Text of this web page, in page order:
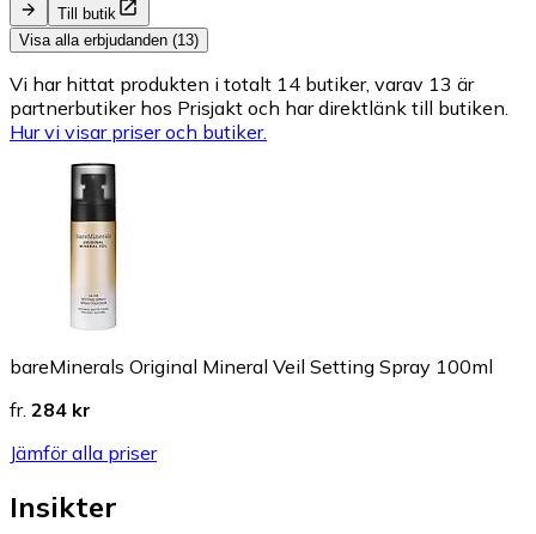
Till butik
Visa alla erbjudanden (13)
Vi har hittat produkten i totalt 14 butiker, varav 13 är
partnerbutiker hos Prisjakt och har direktlänk till butiken.
Hur vi visar priser och butiker.
bareMinerals Original Mineral Veil Setting Spray 100ml
fr. 284 kr
Jämför alla priser
Insikter